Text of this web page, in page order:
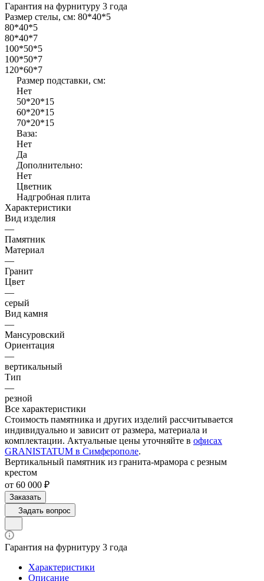
Гарантия на фурнитуру 3 года
Размер стелы, см: 80*40*5
80*40*5
80*40*7
100*50*5
100*50*7
120*60*7
Размер подставки, см:
Нет
50*20*15
60*20*15
70*20*15
Ваза:
Нет
Да
Дополнительно:
Нет
Цветник
Надгробная плита
Характеристики
Вид изделия
—
Памятник
Материал
—
Гранит
Цвет
—
серый
Вид камня
—
Мансуровский
Ориентация
—
вертикальный
Тип
—
резной
Все характеристики
Стоимость памятника и других изделий рассчитывается
индивидуально и зависит от размера, материала и
комплектации. Актуальные цены уточняйте в офисах
GRANISTATUM в Симферополе.
Вертикальный памятник из гранита-мрамора с резным
крестом
от 60 000 ₽
Заказать
Задать вопрос
Гарантия на фурнитуру 3 года
Характеристики
Описание